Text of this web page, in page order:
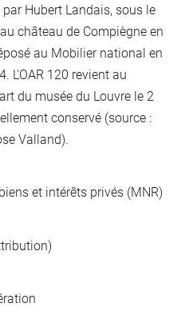
Hubert Landais, sous le
château de Compiègne en
au Mobilier national en
L'OAR 120 revient au
du musée du Louvre le 2
conservé (source :
Valland).
et intérêts privés (MNR)